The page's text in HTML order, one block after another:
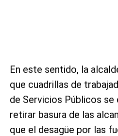
En este sentido, la
que cuadrillas de
de Servicios Públicos se
retirar basura de las
que el desagüe por las